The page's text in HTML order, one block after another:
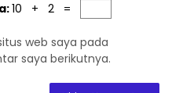
10 + 2 =
web saya pada
saya berikutnya.